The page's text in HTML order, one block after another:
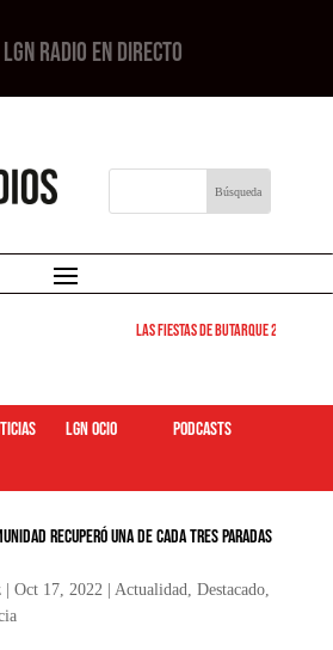
LGN RADIO EN DIRECTO
Las Fiestas de Butarque 2026
LGN ocio podcasts
recuperó una de cada tres paradas
| Oct 17, 2022| Actualidad, Destacado,